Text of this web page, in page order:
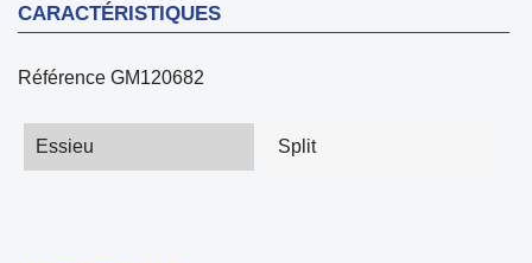
CARACTÉRISTIQUES
Référence GM120682
Essieu Split